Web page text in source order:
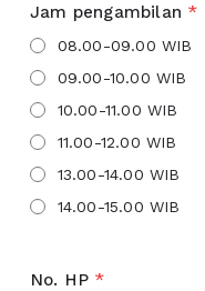
Jam pengambilan *
08.00-09.00 WIB
09.00-10.00 WIB
10.00-11.00 WIB
11.00-12.00 WIB
13.00-14.00 WIB
14.00-15.00 WIB
No. HP *